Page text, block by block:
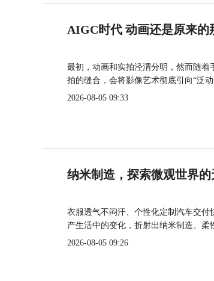
AIGC时代 动画还是原来的
最初，动画和实拍泾渭分明，然而随
拍的缝合，会将影像艺术彻底引向“泛动
2026-08-05 09:33
纳米制造，探索微观世界
衣服透气不闷汗、个性化定制汽车交
产生活中的变化，折射出纳米制造、柔
2026-08-05 09:26